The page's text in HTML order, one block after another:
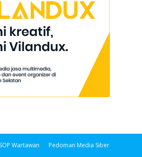
SOP Wartawan Pedoman Media Siber